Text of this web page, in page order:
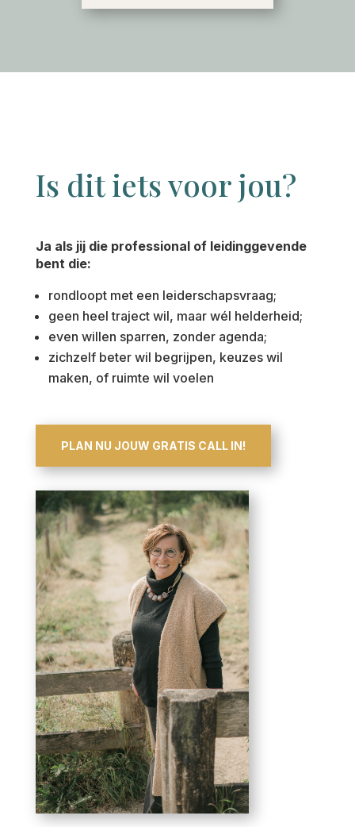
Is dit iets voor jou?
Ja als jij die professional of leidinggevende
bent die:
rondloopt met een leiderschapsvraag;
geen heel traject wil, maar wél helderheid;
even willen sparren, zonder agenda;
zichzelf beter wil begrijpen, keuzes wil
maken, of ruimte wil voelen
PLAN NU JOUW GRATIS CALL IN!